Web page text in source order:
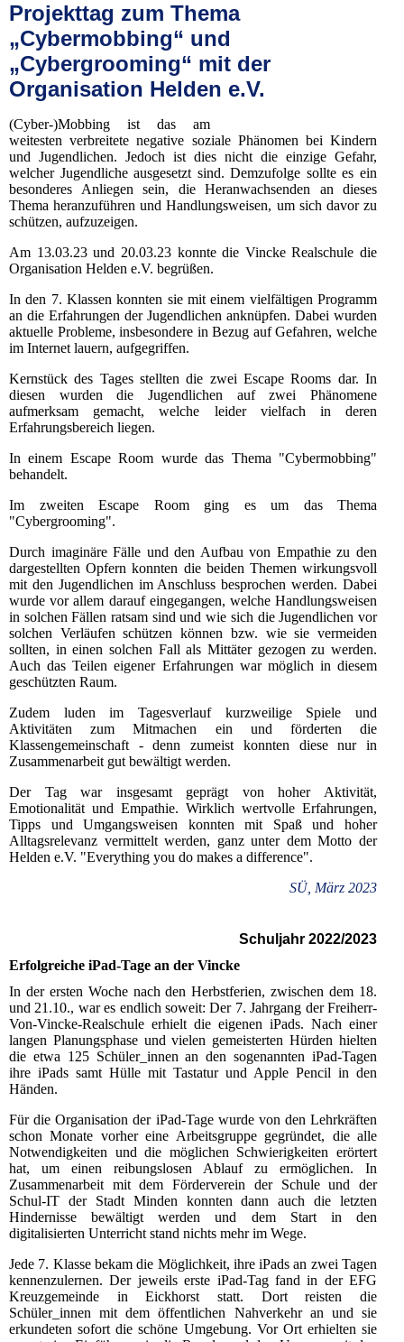
Projekttag zum Thema
„Cybermobbing“ und
„Cybergrooming“ mit der
Organisation Helden e.V.
(Cyber-)Mobbing ist das am
weitesten verbreitete negative soziale Phänomen bei Kindern
und Jugendlichen. Jedoch ist dies nicht die einzige Gefahr,
welcher Jugendliche ausgesetzt sind. Demzufolge sollte es ein
besonderes Anliegen sein, die Heranwachsenden an dieses
Thema heranzuführen und Handlungsweisen, um sich davor zu
schützen, aufzuzeigen.
Am 13.03.23 und 20.03.23 konnte die Vincke Realschule die
Organisation Helden e.V. begrüßen.
In den 7. Klassen konnten sie mit einem vielfältigen Programm
an die Erfahrungen der Jugendlichen anknüpfen. Dabei wurden
aktuelle Probleme, insbesondere in Bezug auf Gefahren, welche
im Internet lauern, aufgegriffen.
Kernstück des Tages stellten die zwei Escape Rooms dar. In
diesen wurden die Jugendlichen auf zwei Phänomene
aufmerksam gemacht, welche leider vielfach in deren
Erfahrungsbereich liegen.
In einem Escape Room wurde das Thema "Cybermobbing"
behandelt.
Im zweiten Escape Room ging es um das Thema
"Cybergrooming".
Durch imaginäre Fälle und den Aufbau von Empathie zu den
dargestellten Opfern konnten die beiden Themen wirkungsvoll
mit den Jugendlichen im Anschluss besprochen werden. Dabei
wurde vor allem darauf eingegangen, welche Handlungsweisen
in solchen Fällen ratsam sind und wie sich die Jugendlichen vor
solchen Verläufen schützen können bzw. wie sie vermeiden
sollten, in einen solchen Fall als Mittäter gezogen zu werden.
Auch das Teilen eigener Erfahrungen war möglich in diesem
geschützten Raum.
Zudem luden im Tagesverlauf kurzweilige Spiele und
Aktivitäten zum Mitmachen ein und förderten die
Klassengemeinschaft - denn zumeist konnten diese nur in
Zusammenarbeit gut bewältigt werden.
Der Tag war insgesamt geprägt von hoher Aktivität,
Emotionalität und Empathie. Wirklich wertvolle Erfahrungen,
Tipps und Umgangsweisen konnten mit Spaß und hoher
Alltagsrelevanz vermittelt werden, ganz unter dem Motto der
Helden e.V. "Everything you do makes a difference".
SÜ, März 2023
Schuljahr 2022/2023
Erfolgreiche iPad-Tage an der Vincke
In der ersten Woche nach den Herbstferien, zwischen dem 18.
und 21.10., war es endlich soweit: Der 7. Jahrgang der Freiherr-
Von-Vincke-Realschule erhielt die eigenen iPads. Nach einer
langen Planungsphase und vielen gemeisterten Hürden hielten
die etwa 125 Schüler_innen an den sogenannten iPad-Tagen
ihre iPads samt Hülle mit Tastatur und Apple Pencil in den
Händen.
Für die Organisation der iPad-Tage wurde von den Lehrkräften
schon Monate vorher eine Arbeitsgruppe gegründet, die alle
Notwendigkeiten und die möglichen Schwierigkeiten erörtert
hat, um einen reibungslosen Ablauf zu ermöglichen. In
Zusammenarbeit mit dem Förderverein der Schule und der
Schul-IT der Stadt Minden konnten dann auch die letzten
Hindernisse bewältigt werden und dem Start in den
digitalisierten Unterricht stand nichts mehr im Wege.
Jede 7. Klasse bekam die Möglichkeit, ihre iPads an zwei Tagen
kennenzulernen. Der jeweils erste iPad-Tag fand in der EFG
Kreuzgemeinde in Eickhorst statt. Dort reisten die
Schüler_innen mit dem öffentlichen Nahverkehr an und sie
erkundeten sofort die schöne Umgebung. Vor Ort erhielten sie